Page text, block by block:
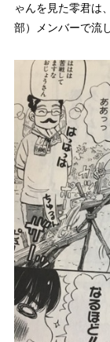
ゃんを見た零君は
部）メンバーで流